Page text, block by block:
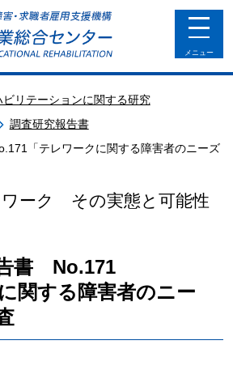
toggle
メニュー
ビリテーションに関する研究
調査研究報告書
「テレワークに関する障害者のニーズ
ワーク その実態と可能性
書 No.171
関する障害者のニー